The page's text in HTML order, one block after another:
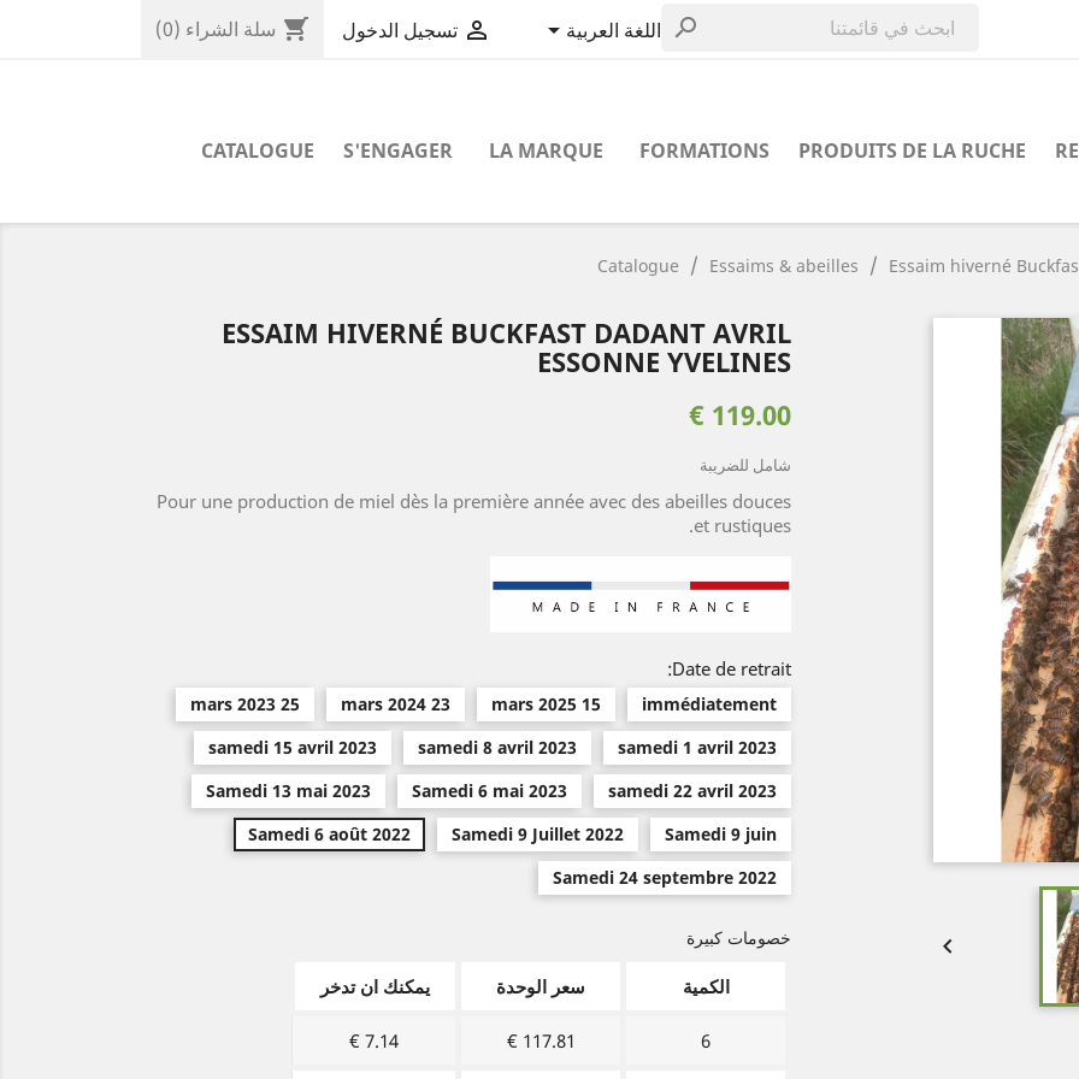
 اللغة العربية
 تسجيل الدخول shopping_cart سلة الشراء (0)
PRODUITS DE LA RUCHE
FORMATIONS
LA MARQUE
S'ENGAGER
CATALOGUE
Catalogue Essaims & abeilles Essaim hiverné

ESSAIM HIVERNÉ BUCKFAST DADANT AVRIL
ESSONNE YVELINES
119.00 €
شامل للضريبة
Pour une production de miel dès la première année avec des abeilles douces
et rustiques.
Date de retrait:
immédiatement
15 mars 2025
23 mars 2024
25 mars 2023
samedi 1 avril 2023
samedi 8 avril 2023
samedi 15 avril 2023
samedi 22 avril 2023
Samedi 6 mai 2023
Samedi 13 mai 2023
Samedi 9 juin
Samedi 9 Juillet 2022
Samedi 6 août 2022
Samedi 24 septembre 2022
خصومات كبيرة
الكمية سعر الوحدة يمكنك ان تدخر
6
117.81 €
7.14 €